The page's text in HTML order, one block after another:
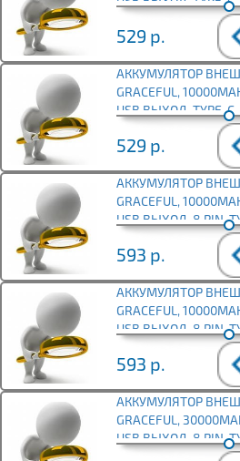
529 р.
АККУМУЛЯТОР
GRACEFUL,
USB ВЫХОД, TYPE-
529 р.
АККУМУЛЯТОР
GRACEFUL,
USB ВЫХОД, 8 PIN,
593 р.
АККУМУЛЯТОР
GRACEFUL,
USB ВЫХОД, 8 PIN,
593 р.
АККУМУЛЯТОР
GRACEFUL,
USB ВЫХОД, 8 PIN,